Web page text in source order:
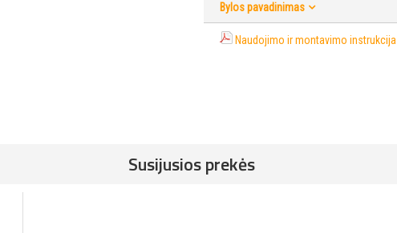
Bylos pavadinimas
Naudojimo ir montavimo instrukcija
Susijusios prekės